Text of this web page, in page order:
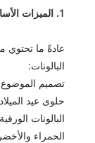
1. الميزات الأساسية للمنتج
عادةً ما تحتوي
البالونات:
تصميم
حلوى عيد
البالونات
الحمراء